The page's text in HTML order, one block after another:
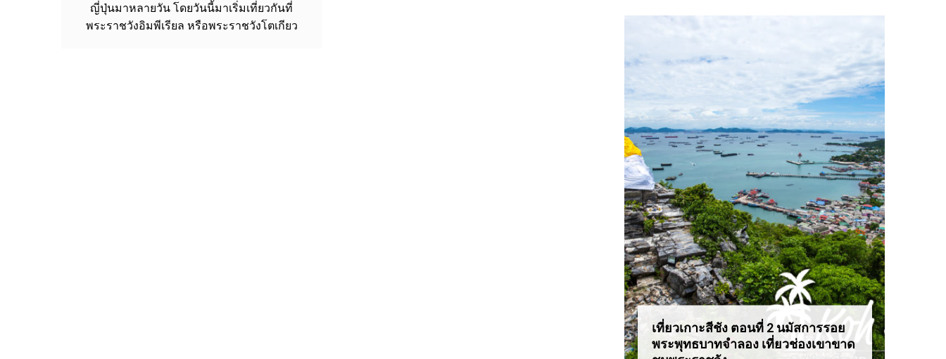
ญี่ปุ่นมาหลายวัน โดยวันนี้มาเริ่มเที่ยวกันที่
พระราชวังอิมพีเรียล หรือพระราชวังโตเกียว
เที่ยวเกาะสีชัง ตอนที่ 2 นมัสการรอย
พระพุทธบาทจำลอง เที่ยวช่องเขาขาด